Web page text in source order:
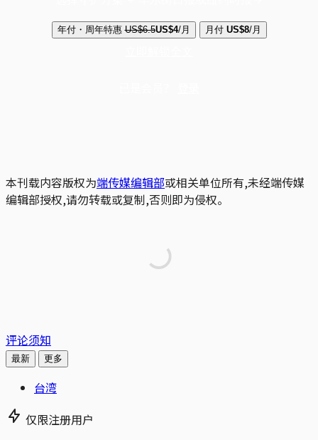
年付・周年特惠 US$6.5US$4/月 月付 US$8/月
本刊载内容版权为端传媒编辑部或相关单位所有,未经端传媒
编辑部授权,请勿转载或复制,否则即为侵权。
评论须知
最新 更多
台湾
仅限注册用户